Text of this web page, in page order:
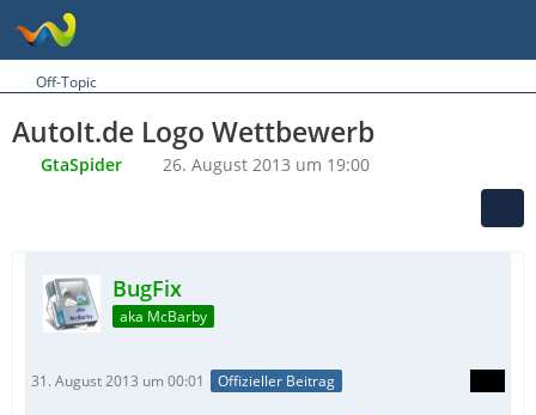
Off-Topic
AutoIt.de Logo Wettbewerb
GtaSpider 26. August 2013 um 19:00
BugFix
aka McBarby
31. August 2013 um 00:01 Offizieller Beitrag